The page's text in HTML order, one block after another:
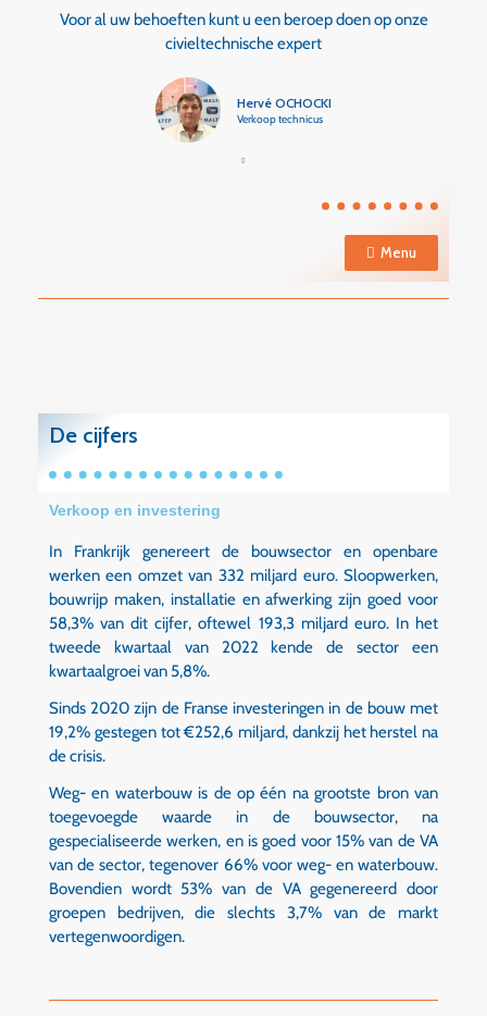
Voor al uw behoeften kunt u een beroep doen op onze
civieltechnische expert
Hervé OCHOCKI
Verkoop technicus
Menu
De cijfers
Verkoop en investering
In Frankrijk genereert de bouwsector en openbare
werken een omzet van 332 miljard euro. Sloopwerken,
bouwrijp maken, installatie en afwerking zijn goed voor
58,3% van dit cijfer, oftewel 193,3 miljard euro. In het
tweede kwartaal van 2022 kende de sector een
kwartaalgroei van 5,8%.
Sinds 2020 zijn de Franse investeringen in de bouw met
19,2% gestegen tot €252,6 miljard, dankzij het herstel na
de crisis.
Weg- en waterbouw is de op één na grootste bron van
toegevoegde waarde in de bouwsector, na
gespecialiseerde werken, en is goed voor 15% van de VA
van de sector, tegenover 66% voor weg- en waterbouw.
Bovendien wordt 53% van de VA gegenereerd door
groepen bedrijven, die slechts 3,7% van de markt
vertegenwoordigen.